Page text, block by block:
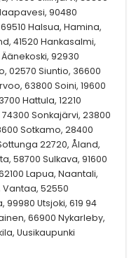
90480
Halsua, Hamina,
41520 Hankasalmi,
92930
02570 Siuntio, 36600
63800 Soini, 19600
Hattula, 12210
Sonkajärvi, 23800
Sotkamo, 28400
22720, Åland,
58700 Sulkava, 91600
Lapua, Naantali,
Vantaa, 52550
99980 Utsjoki, 619 94
66900 Nykarleby,
Uusikaupunki